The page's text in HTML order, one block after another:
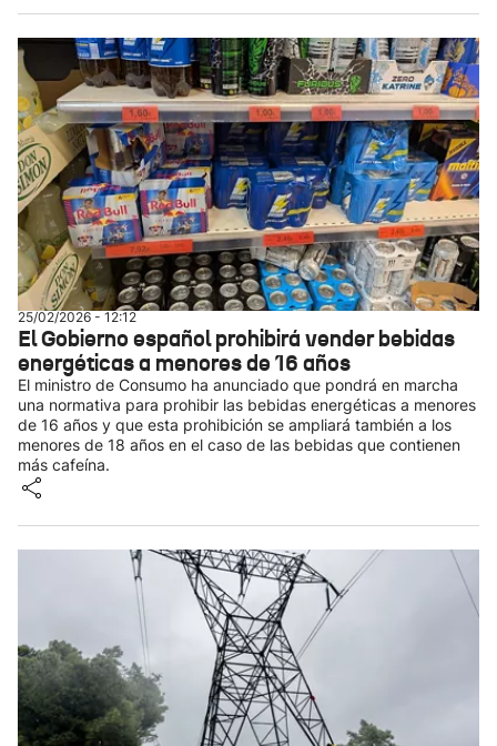
25/02/2026 - 12:12
El Gobierno español prohibirá vender bebidas
energéticas a menores de 16 años
El ministro de Consumo ha anunciado que pondrá en marcha
una normativa para prohibir las bebidas energéticas a menores
de 16 años y que esta prohibición se ampliará también a los
menores de 18 años en el caso de las bebidas que contienen
más cafeína.